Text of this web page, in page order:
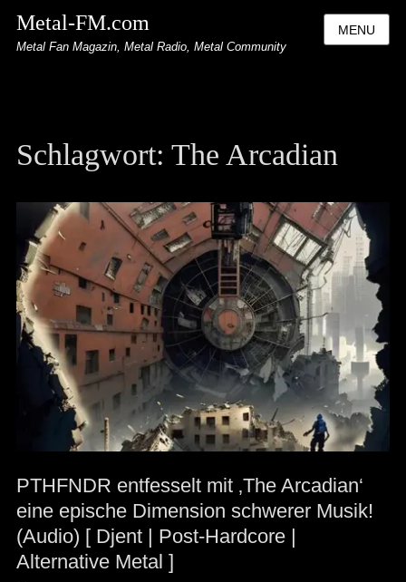
Metal-FM.com
Metal Fan Magazin, Metal Radio, Metal Community
MENU
Schlagwort: The Arcadian
PTHFNDR entfesselt mit ‚The Arcadian‘
eine epische Dimension schwerer Musik!
(Audio) [ Djent | Post-Hardcore |
Alternative Metal ]